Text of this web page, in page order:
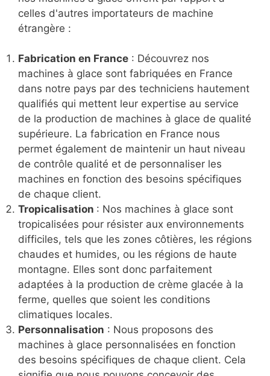
celles d'autres importateurs de machine
étrangère :
Fabrication en France : Découvrez nos
machines à glace sont fabriquées en France
dans notre pays par des techniciens hautement
qualifiés qui mettent leur expertise au service
de la production de machines à glace de qualité
supérieure. La fabrication en France nous
permet également de maintenir un haut niveau
de contrôle qualité et de personnaliser les
machines en fonction des besoins spécifiques
de chaque client.
Tropicalisation : Nos machines à glace sont
tropicalisées pour résister aux environnements
difficiles, tels que les zones côtières, les régions
chaudes et humides, ou les régions de haute
montagne. Elles sont donc parfaitement
adaptées à la production de crème glacée à la
ferme, quelles que soient les conditions
climatiques locales.
Personnalisation : Nous proposons des
machines à glace personnalisées en fonction
des besoins spécifiques de chaque client. Cela